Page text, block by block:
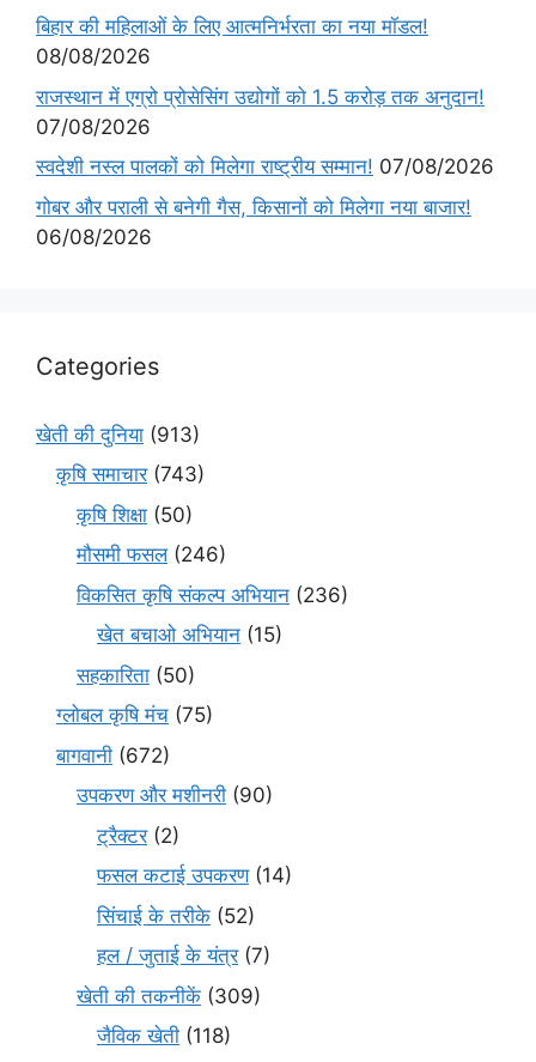
बिहार की महिलाओं के लिए आत्मनिर्भरता का नया मॉडल!
08/08/2026
राजस्थान में एग्रो प्रोसेसिंग उद्योगों को 1.5 करोड़ तक अनुदान!
07/08/2026
स्वदेशी नस्ल पालकों को मिलेगा राष्ट्रीय सम्मान! 07/08/2026
गोबर और पराली से बनेगी गैस, किसानों को मिलेगा नया बाजार!
06/08/2026
Categories
खेती की दुनिया (913)
कृषि समाचार(743)
कृषि शिक्षा (50)
मौसमी फसल(246)
विकसित कृषि संकल्प अभियान (236)
खेत बचाओ अभियान (15)
सहकारिता (50)
ग्लोबल कृषि मंच (75)
बागवानी (672)
उपकरण और मशीनरी (90)
ट्रैक्टर(2)
फसल कटाई उपकरण(14)
सिंचाई के तरीके (52)
हल / जुताई के यंत्र(7)
खेती की तकनीकें (309)
जैविक खेती (118)